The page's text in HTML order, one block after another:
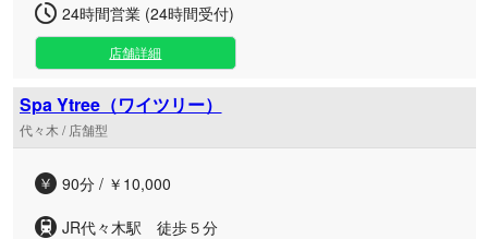
24時間営業 (24時間受付)
店舗詳細
Spa Ytree（ワイツリー）
代々木 / 店舗型
90分 / ￥10,000
JR代々木駅 徒歩５分